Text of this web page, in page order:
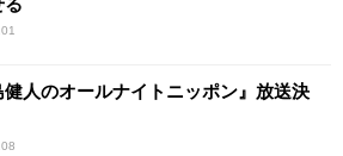
る
健人のオールナイトニッポン』放送決